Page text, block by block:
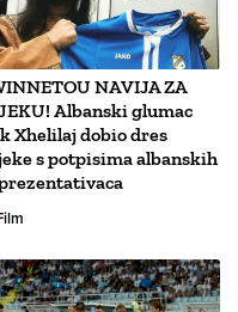
NAVIJA ZA
Albanski glumac
Xhelilaj dobio dres
s potpisima albanskih